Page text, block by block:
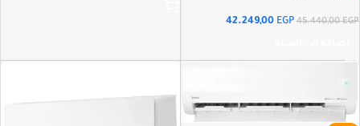
45.440,00EGP
42.249,00 EGP